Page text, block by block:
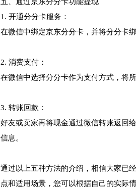
五、通过京东分分卡功能提现
1. 开通分分卡服务：
在微信中绑定京东分分卡，并将分分卡绑
2. 消费支付：
在微信中选择分分卡作为支付方式，将
3. 转账回款：
好友或卖家再将现金通过微信转账返回
信息。
通过以上五种方法的介绍，相信大家已
点和适用场景，您可以根据自己的实际